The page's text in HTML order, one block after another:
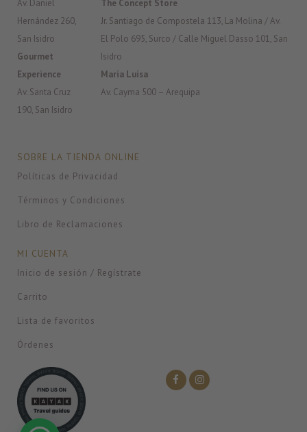
Av. Daniel
Hernández 260,
San Isidro
Gourmet
Experience
Av. Santa Cruz
190, San Isidro
The Concept Store
Jr. Santiago de Compostela 113, La Molina / Av.
El Polo 695, Surco / Calle Miguel Dasso 101, San
Isidro
Maria Luisa
Av. Cayma 500 – Arequipa
SOBRE LA TIENDA ONLINE
Políticas de Privacidad
Términos y Condiciones
Libro de Reclamaciones
MI CUENTA
Inicio de sesión / Regístrate
Carrito
Lista de favoritos
Órdenes